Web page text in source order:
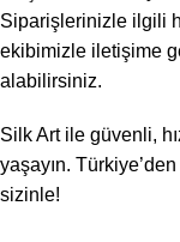
Siparişlerinizle ilgili
ekibimizle iletişime
alabilirsiniz.
Silk Art ile güvenli,
yaşayın.
sizinle!